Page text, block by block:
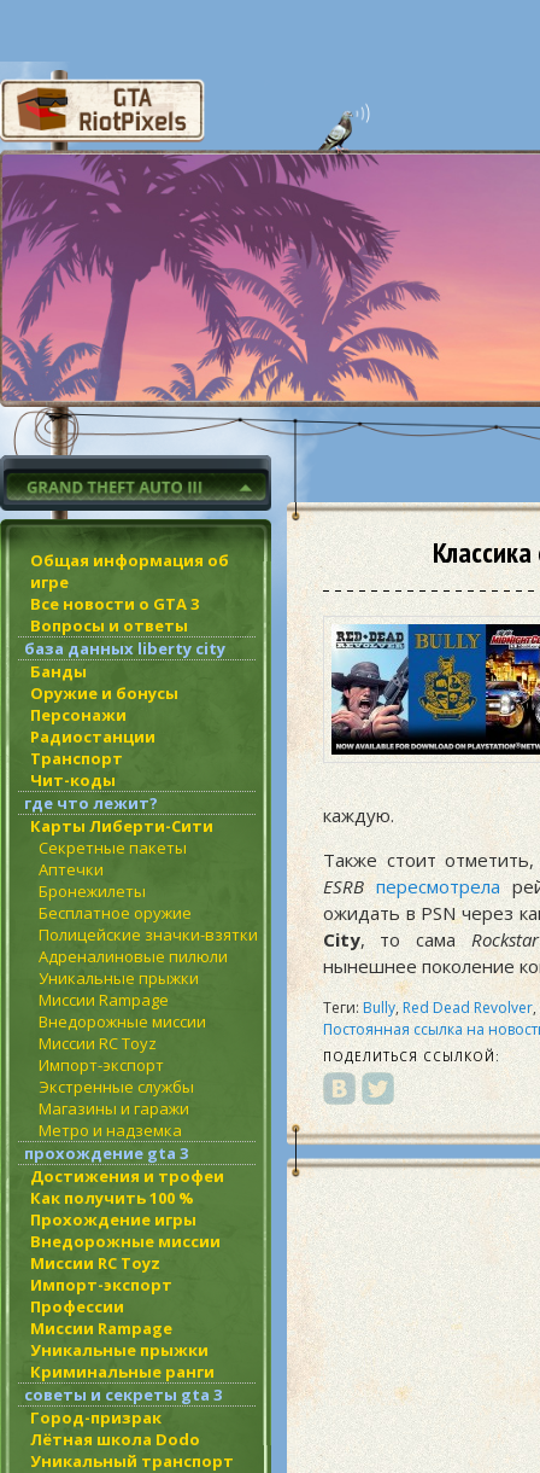
Общая информация об
игре
Все новости о GTA 3
Вопросы и ответы
база данных liberty city
Банды
Оружие и бонусы
Персонажи
Радиостанции
Транспорт
Чит-коды
где что лежит?
Карты Либерти-Сити
Секретные пакеты
Аптечки
Бронежилеты
Бесплатное оружие
Полицейские значки-взятки
Адреналиновые пилюли
Уникальные прыжки
Миссии Rampage
Внедорожные миссии
Миссии RC Toyz
Импорт-экспорт
Экстренные службы
Магазины и гаражи
Метро и надземка
прохождение gta 3
Достижения и трофеи
Как получить 100 %
Прохождение игры
Внедорожные миссии
Миссии RC Toyz
Импорт-экспорт
Профессии
Миссии Rampage
Уникальные прыжки
Криминальные ранги
советы и секреты gta 3
Город-призрак
Лётная школа Dodo
Уникальный транспорт
каждую.
Также стоит
ESRB пересмотрела
ожидать в PSN через
City, то самаRockstar
нынешнее поколение
Теги:Bully,Red Dead Revolver,
Постоянная ссылка на
ПОДЕЛИТЬСЯ ССЫЛКОЙ: